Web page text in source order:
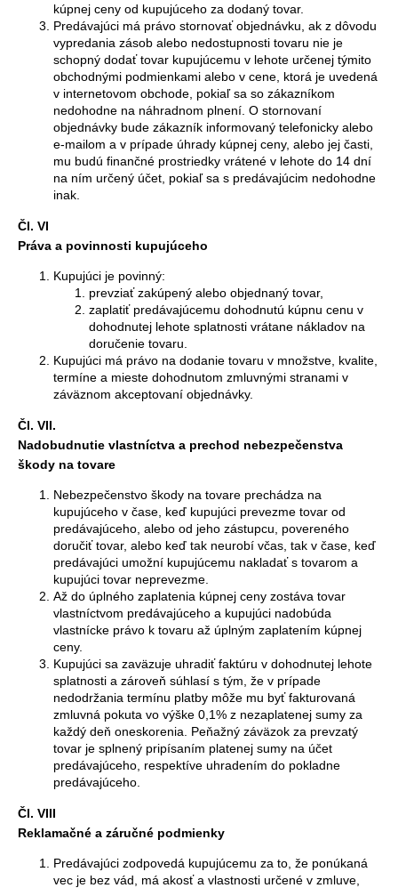
kúpnej ceny od kupujúceho za dodaný tovar.
Predávajúci má právo stornovať objednávku, ak z dôvodu
vypredania zásob alebo nedostupnosti tovaru nie je
schopný dodať tovar kupujúcemu v lehote určenej týmito
obchodnými podmienkami alebo v cene, ktorá je uvedená
v internetovom obchode, pokiaľ sa so zákazníkom
nedohodne na náhradnom plnení. O stornovaní
objednávky bude zákazník informovaný telefonicky alebo
e-mailom a v prípade úhrady kúpnej ceny, alebo jej časti,
mu budú finančné prostriedky vrátené v lehote do 14 dní
na ním určený účet, pokiaľ sa s predávajúcim nedohodne
inak.
Čl. VI
Práva a povinnosti kupujúceho
Kupujúci je povinný:
prevziať zakúpený alebo objednaný tovar,
zaplatiť predávajúcemu dohodnutú kúpnu cenu v
dohodnutej lehote splatnosti vrátane nákladov na
doručenie tovaru.
Kupujúci má právo na dodanie tovaru v množstve, kvalite,
termíne a mieste dohodnutom zmluvnými stranami v
záväznom akceptovaní objednávky.
Čl. VII.
Nadobudnutie vlastníctva a prechod nebezpečenstva
škody na tovare
Nebezpečenstvo škody na tovare prechádza na
kupujúceho v čase, keď kupujúci prevezme tovar od
predávajúceho, alebo od jeho zástupcu, povereného
doručiť tovar, alebo keď tak neurobí včas, tak v čase, keď
predávajúci umožní kupujúcemu nakladať s tovarom a
kupujúci tovar neprevezme.
Až do úplného zaplatenia kúpnej ceny zostáva tovar
vlastníctvom predávajúceho a kupujúci nadobúda
vlastnícke právo k tovaru až úplným zaplatením kúpnej
ceny.
Kupujúci sa zaväzuje uhradiť faktúru v dohodnutej lehote
splatnosti a zároveň súhlasí s tým, že v prípade
nedodržania termínu platby môže mu byť fakturovaná
zmluvná pokuta vo výške 0,1% z nezaplatenej sumy za
každý deň oneskorenia. Peňažný záväzok za prevzatý
tovar je splnený pripísaním platenej sumy na účet
predávajúceho, respektíve uhradením do pokladne
predávajúceho.
Čl. VIII
Reklamačné a záručné podmienky
Predávajúci zodpovedá kupujúcemu za to, že ponúkaná
vec je bez vád, má akosť a vlastnosti určené v zmluve,